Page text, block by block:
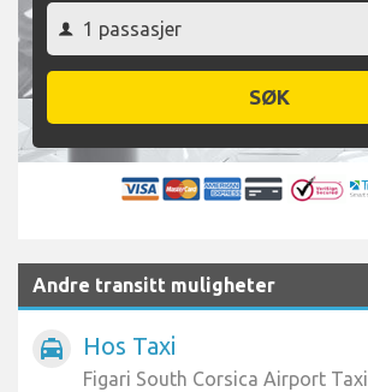
SØK
Andre transitt muligheter
local_taxi Hos Taxi
Figari South Corsica Airport Taxi